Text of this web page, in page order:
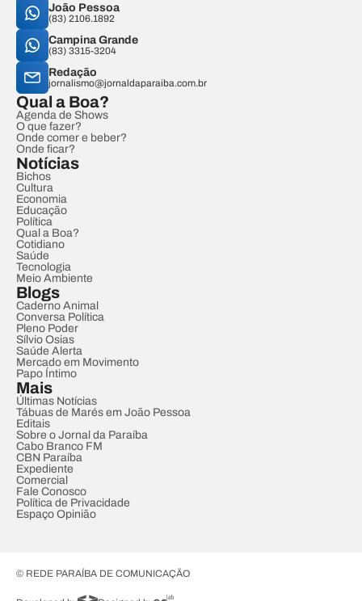
João Pessoa
(83) 2106.1892
Campina Grande
(83) 3315-3204
Redação
jornalismo@jornaldaparaiba.com.br
Qual a Boa?
Agenda de Shows
O que fazer?
Onde comer e beber?
Onde ficar?
Notícias
Bichos
Cultura
Economia
Educação
Política
Qual a Boa?
Cotidiano
Saúde
Tecnologia
Meio Ambiente
Blogs
Caderno Animal
Conversa Política
Pleno Poder
Sílvio Osias
Saúde Alerta
Mercado em Movimento
Papo Íntimo
Mais
Últimas Notícias
Tábuas de Marés em João Pessoa
Editais
Sobre o Jornal da Paraíba
Cabo Branco FM
CBN Paraíba
Expediente
Comercial
Fale Conosco
Política de Privacidade
Espaço Opinião
© REDE PARAÍBA DE COMUNICAÇÃO